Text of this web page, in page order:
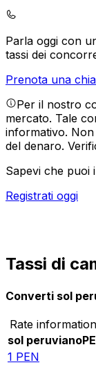
Parla oggi con
tassi dei
Prenota una
Per il nostro
mercato. Tale
informativo.
del denaro.
Sapevi che puoi
Registrati oggi
Tassi di
Converti sol
Rate
sol peruviano
1 PEN